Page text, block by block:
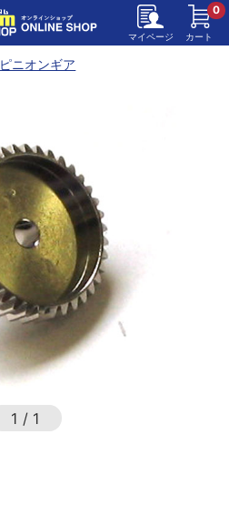
マイページ カート
0
ピニオンギア
1 / 1